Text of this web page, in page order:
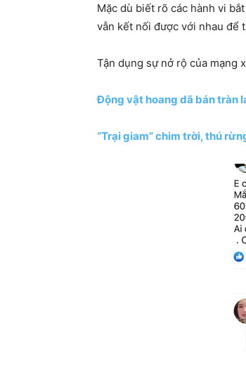
Mặc dù biết rõ các hành vi
vẫn kết nối được với nhau để
Tận dụng sự nở rộ của mạng
Động vật hoang dã bán tràn
“Trại giam” chim trời, thú